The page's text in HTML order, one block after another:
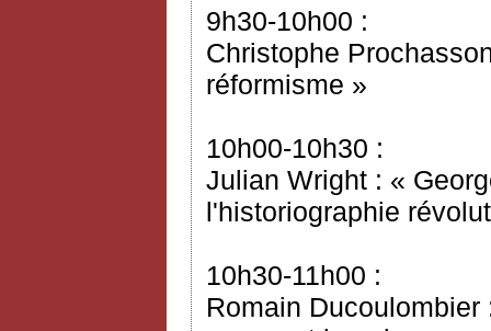
9h30-10h00 :
Christophe
réformisme »
10h00-10h30 :
Julian Wright : «
l'historiographie
10h30-11h00 :
Romain